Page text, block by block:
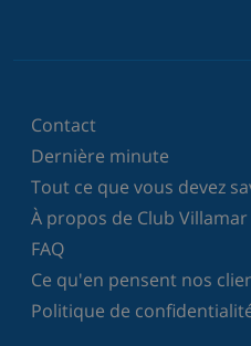
Contact
Dernière minute
Tout ce que vous devez
À propos de Club Villamar
FAQ
Ce qu'en pensent nos
Politique de